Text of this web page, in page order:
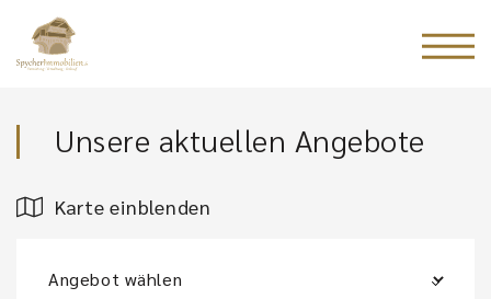
Unsere aktuellen Angebote
Karte einblenden